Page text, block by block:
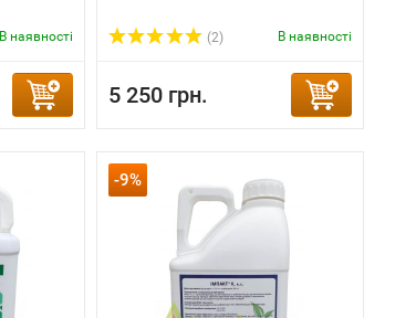
В наявності (2) В наявності
5 250 грн.
-9%